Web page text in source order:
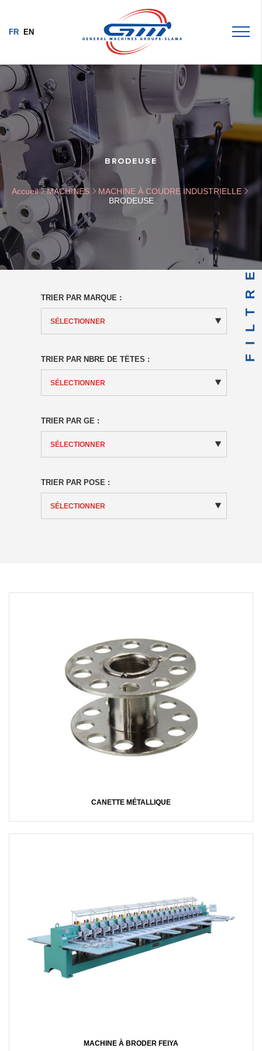
FR EN
BRODEUSE
Accueil MACHINES
MACHINE À COUDRE INDUSTRIELLE
BRODEUSE
TRIER PAR MARQUE :
TRIER PAR NBRE DE TÊTES :
TRIER PAR GE :
TRIER PAR POSE :
FILTRE
CANETTE MÉTALLIQUE
MACHINE À BRODER FEIYA